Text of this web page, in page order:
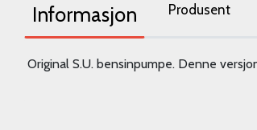
Informasjon Produsent
Original S.U. bensinpumpe. Denne